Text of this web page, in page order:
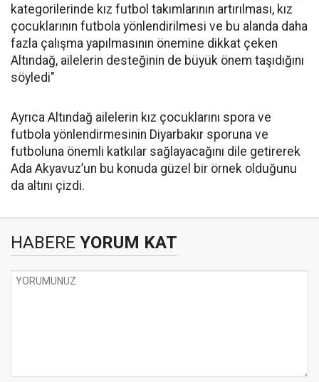
kategorilerinde kız futbol takımlarının artırılması, kız
çocuklarının futbola yönlendirilmesi ve bu alanda daha
fazla çalışma yapılmasının önemine dikkat çeken
Altındağ, ailelerin desteğinin de büyük önem taşıdığını
söyledi"
Ayrıca Altındağ ailelerin kız çocuklarını spora ve
futbola yönlendirmesinin Diyarbakır sporuna ve
futboluna önemli katkılar sağlayacağını dile getirerek
Ada Akyavuz’un bu konuda güzel bir örnek olduğunu
da altını çizdi.
HABERE YORUM KAT